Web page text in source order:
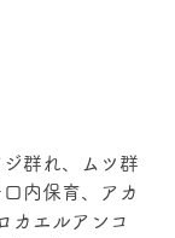
群れ、ムツ群
内保育、アカ
カエルアンコ